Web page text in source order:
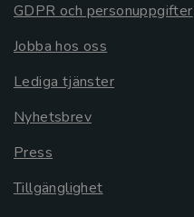
GDPR och personuppgifter
Jobba hos oss
Lediga tjänster
Nyhetsbrev
Press
Tillgänglighet